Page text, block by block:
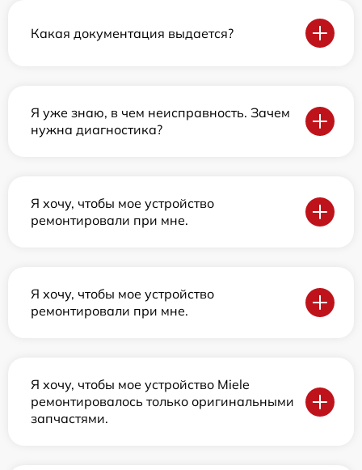
Какая документация выдается?
Я уже знаю, в чем неисправность. Зачем
нужна диагностика?
Я хочу, чтобы мое устройство
ремонтировали при мне.
Я хочу, чтобы мое устройство
ремонтировали при мне.
Я хочу, чтобы мое устройство Miele
ремонтировалось только оригинальными
запчастями.